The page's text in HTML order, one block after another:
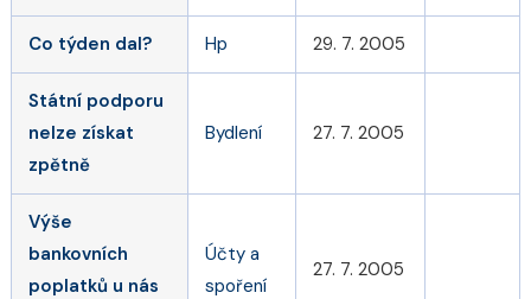
Co týden dal? Hp 29. 7. 2005
Státní podporu
nelze získat
zpětně
Bydlení 27. 7. 2005
Výše
bankovních
poplatků u nás
Účty a
spoření
27. 7. 2005